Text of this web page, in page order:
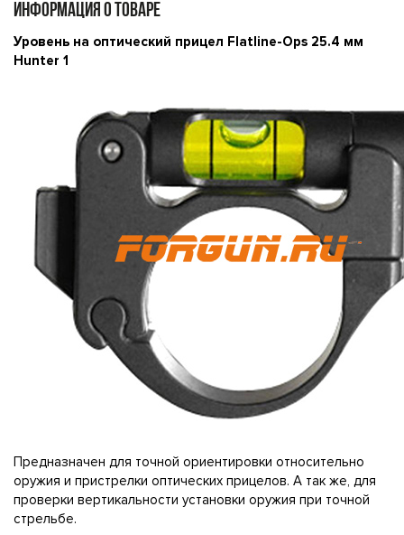
ИНФОРМАЦИЯ О ТОВАРЕ
Уровень на оптический прицел Flatline-Ops 25.4 мм
Hunter 1
Предназначен для точной ориентировки относительно
оружия и пристрелки оптических прицелов. А так же, для
проверки вертикальности установки оружия при точной
стрельбе.